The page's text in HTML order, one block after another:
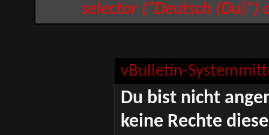
selector ("Deutsch (Du)")
vBulletin-
Du bist nicht
keine Rechte